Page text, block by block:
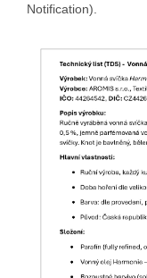
Notification).